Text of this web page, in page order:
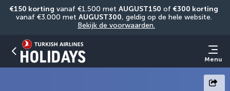
€150 korting vanaf €1.500 met AUGUST150 of €300 korting
vanaf €3.000 met AUGUST300
Bekijk de voorwaarden.
Menu